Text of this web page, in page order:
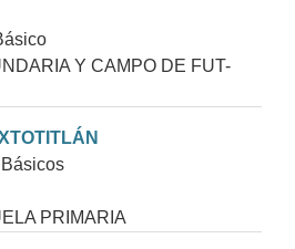
Y CAMPO DE FUT-
PRIMARIA